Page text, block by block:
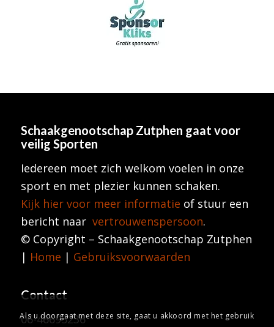
Schaakgenootschap Zutphen gaat voor
veilig Sporten
Iedereen moet zich welkom voelen in onze
sport en met plezier kunnen schaken.
Kijk hier voor meer informatie of stuur een
bericht naar vertrouwenspersoon.
© Copyright – Schaakgenootschap Zutphen
| Home | Gebruiksvoorwaarden
Contact
06-46695236
Als u doorgaat met deze site, gaat u akkoord met het gebruik